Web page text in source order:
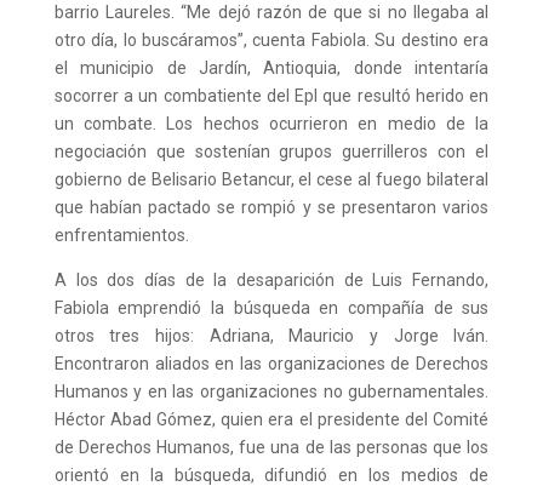
barrio Laureles. “Me dejó razón de que si no llegaba al
otro día, lo buscáramos”, cuenta Fabiola. Su destino era
el municipio de Jardín, Antioquia, donde intentaría
socorrer a un combatiente del Epl que resultó herido en
un combate. Los hechos ocurrieron en medio de la
negociación que sostenían grupos guerrilleros con el
gobierno de Belisario Betancur, el cese al fuego bilateral
que habían pactado se rompió y se presentaron varios
enfrentamientos.
A los dos días de la desaparición de Luis Fernando,
Fabiola emprendió la búsqueda en compañía de sus
otros tres hijos: Adriana, Mauricio y Jorge Iván.
Encontraron aliados en las organizaciones de Derechos
Humanos y en las organizaciones no gubernamentales.
Héctor Abad Gómez, quien era el presidente del Comité
de Derechos Humanos, fue una de las personas que los
orientó en la búsqueda, difundió en los medios de